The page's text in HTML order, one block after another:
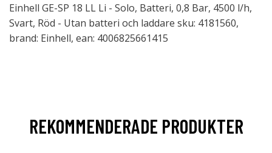
Einhell GE-SP 18 LL Li - Solo, Batteri, 0,8 Bar, 4500 l/h,
Svart, Röd - Utan batteri och laddare sku: 4181560,
brand: Einhell, ean: 4006825661415
REKOMMENDERADE PRODUKTER